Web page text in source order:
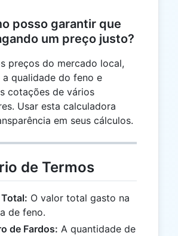
posso garantir que
um preço justo?
preços do mercado local,
a qualidade do feno e
cotações de vários
Usar esta calculadora
em seus cálculos.
de Termos
O valor total gasto na
de feno.
de Fardos: A quantidade de